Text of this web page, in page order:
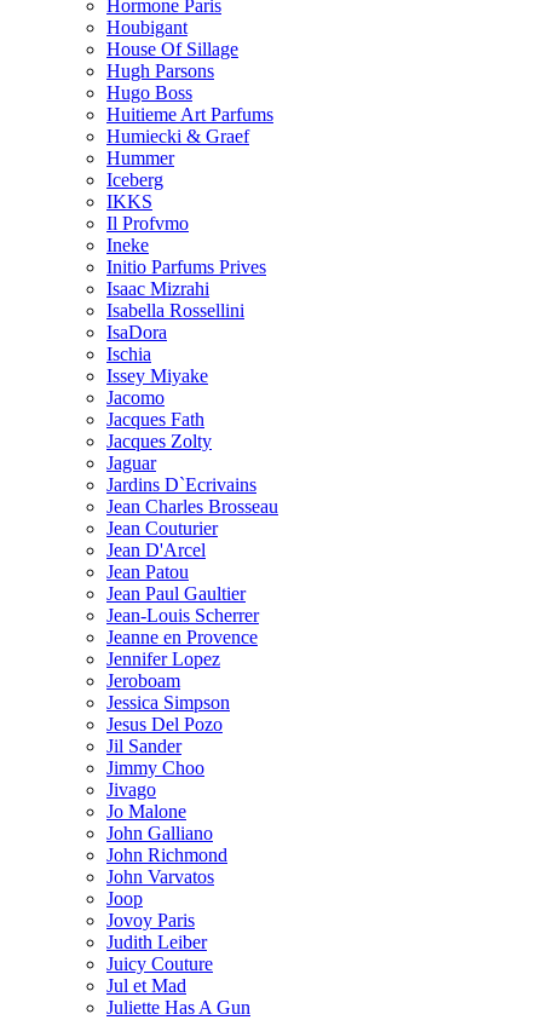
Hormone Paris
Houbigant
House Of Sillage
Hugh Parsons
Hugo Boss
Huitieme Art Parfums
Humiecki & Graef
Hummer
Iceberg
IKKS
Il Profvmo
Ineke
Initio Parfums Prives
Isaac Mizrahi
Isabella Rossellini
IsaDora
Ischia
Issey Miyake
Jacomo
Jacques Fath
Jacques Zolty
Jaguar
Jardins D`Ecrivains
Jean Charles Brosseau
Jean Couturier
Jean D'Arcel
Jean Patou
Jean Paul Gaultier
Jean-Louis Scherrer
Jeanne en Provence
Jennifer Lopez
Jeroboam
Jessica Simpson
Jesus Del Pozo
Jil Sander
Jimmy Choo
Jivago
Jo Malone
John Galliano
John Richmond
John Varvatos
Joop
Jovoy Paris
Judith Leiber
Juicy Couture
Jul et Mad
Juliette Has A Gun